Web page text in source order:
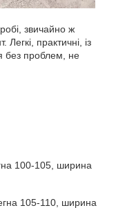
звичайно ж
практичні, із
без проблем, не
100-105, ширина
105-110, ширина